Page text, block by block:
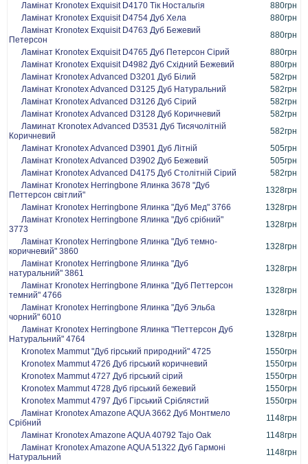
Ламінат Kronotex Exquisit D4170 Тік Ностальгія
880грн
Ламінат Kronotex Exquisit D4754 Дуб Хела
880грн
Ламінат Kronotex Exquisit D4763 Дуб Бежевий
Петерсон
880грн
Ламінат Kronotex Exquisit D4765 Дуб Петерсон Сірий
880грн
Ламінат Kronotex Exquisit D4982 Дуб Східний Бежевий
880грн
Ламінат Kronotex Advanced D3201 Дуб Білий
582грн
Ламінат Kronotex Advanced D3125 Дуб Натуральний
582грн
Ламінат Kronotex Advanced D3126 Дуб Сірий
582грн
Ламінат Kronotex Advanced D3128 Дуб Коричневий
582грн
Ламинат Kronotex Advanced D3531 Дуб Тисячолітній
Коричневий
582грн
Ламінат Kronotex Advanced D3901 Дуб Літній
505грн
Ламінат Kronotex Advanced D3902 Дуб Бежевий
505грн
Ламінат Kronotex Advanced D4175 Дуб Столітній Сірий
582грн
Ламінат Kronotex Herringbone Ялинка 3678 "Дуб
Петтерсон світлий"
1328грн
Ламінат Kronotex Herringbone Ялинка "Дуб Мед" 3766
1328грн
Ламінат Kronotex Herringbone Ялинка "Дуб срібний"
3773
1328грн
Ламінат Kronotex Herringbone Ялинка "Дуб темно-
коричневий" 3860
1328грн
Ламінат Kronotex Herringbone Ялинка "Дуб
натуральний" 3861
1328грн
Ламінат Kronotex Herringbone Ялинка "Дуб Петтерсон
темний" 4766
1328грн
Ламінат Kronotex Herringbone Ялинка "Дуб Эльба
чорний" 6010
1328грн
Ламінат Kronotex Herringbone Ялинка "Петтерсон Дуб
Натуральний" 4764
1328грн
Kronotex Mammut "Дуб гірський природний" 4725
1550грн
Kronotex Mammut 4726 Дуб гірський коричневий
1550грн
Kronotex Mammut 4727 Дуб гірський сірий
1550грн
Kronotex Mammut 4728 Дуб гірський бежевий
1550грн
Kronotex Mammut 4797 Дуб Гірський Сріблястий
1550грн
Ламінат Kronotex Amazone AQUA 3662 Дуб Монтмело
Срібний
1148грн
Ламінат Kronotex Amazone AQUA 40792 Tajo Oak
1148грн
Ламінат Kronotex Amazone AQUA 51322 Дуб Гармоні
Натуральний
1148грн